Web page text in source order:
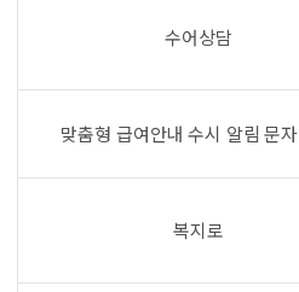
수어상담
맞춤형 급여안내 수시 알림 문
복지로